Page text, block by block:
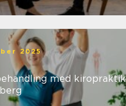
2025
med